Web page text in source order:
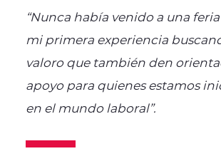
“Nunca había venido a una
mi primera experiencia
valoro que también den
apoyo para quienes estamos
en el mundo laboral”.